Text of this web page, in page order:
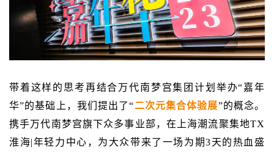
带着这样的思考再结合万代南梦宫集团计划举办“嘉年
华”的基础上，我们提出了“二次元集合体验展”的概念。
携手万代南梦宫旗下众多事业部，在上海潮流聚集地TX
淮海|年轻力中心，为大众带来了一场为期3天的热血盛